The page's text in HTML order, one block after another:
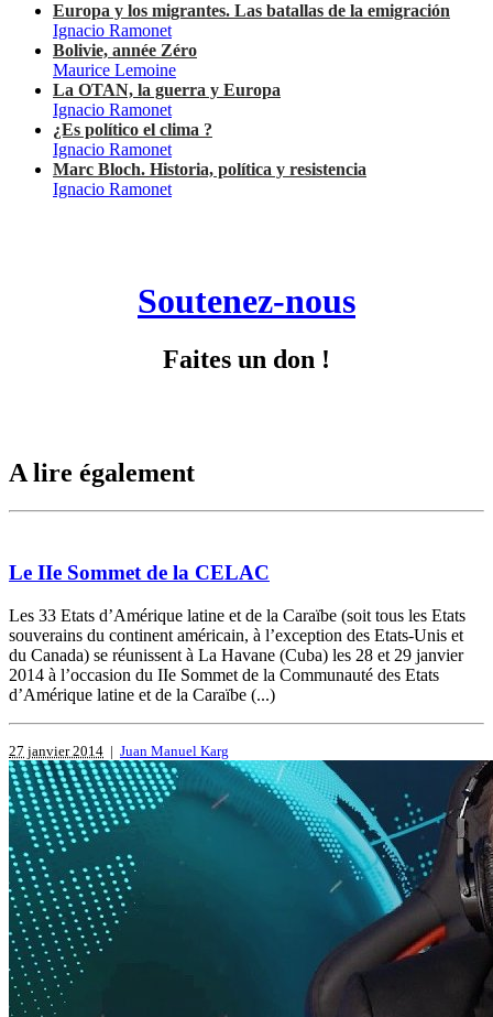
Europa y los migrantes. Las batallas de la emigración
Ignacio Ramonet
Bolivie, année Zéro
Maurice Lemoine
La OTAN, la guerra y Europa
Ignacio Ramonet
¿Es político el clima ?
Ignacio Ramonet
Marc Bloch. Historia, política y resistencia
Ignacio Ramonet
Soutenez-nous
Faites un don !
A lire également
Le IIe Sommet de la CELAC
Les 33 Etats d’Amérique latine et de la Caraïbe (soit tous les Etats
souverains du continent américain, à l’exception des Etats-Unis et
du Canada) se réunissent à La Havane (Cuba) les 28 et 29 janvier
2014 à l’occasion du IIe Sommet de la Communauté des Etats
d’Amérique latine et de la Caraïbe (...)
27 janvier 2014 | Juan Manuel Karg